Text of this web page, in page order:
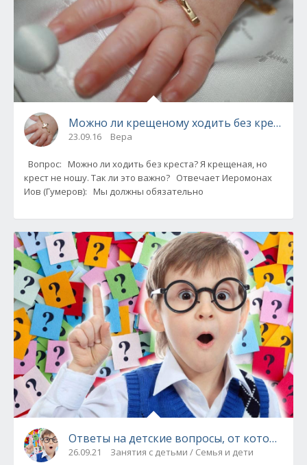
Можно ли крещеному ходить без креста?
23.09.16 Вера
Вопрос: Можно ли ходить без креста? Я крещеная, но
крест не ношу. Так ли это важно? Отвечает Иеромонах
Иов (Гумеров): Мы должны обязательно
Ответы на детские вопросы, от которых
26.09.21 Занятия с детьми / Семья и дети